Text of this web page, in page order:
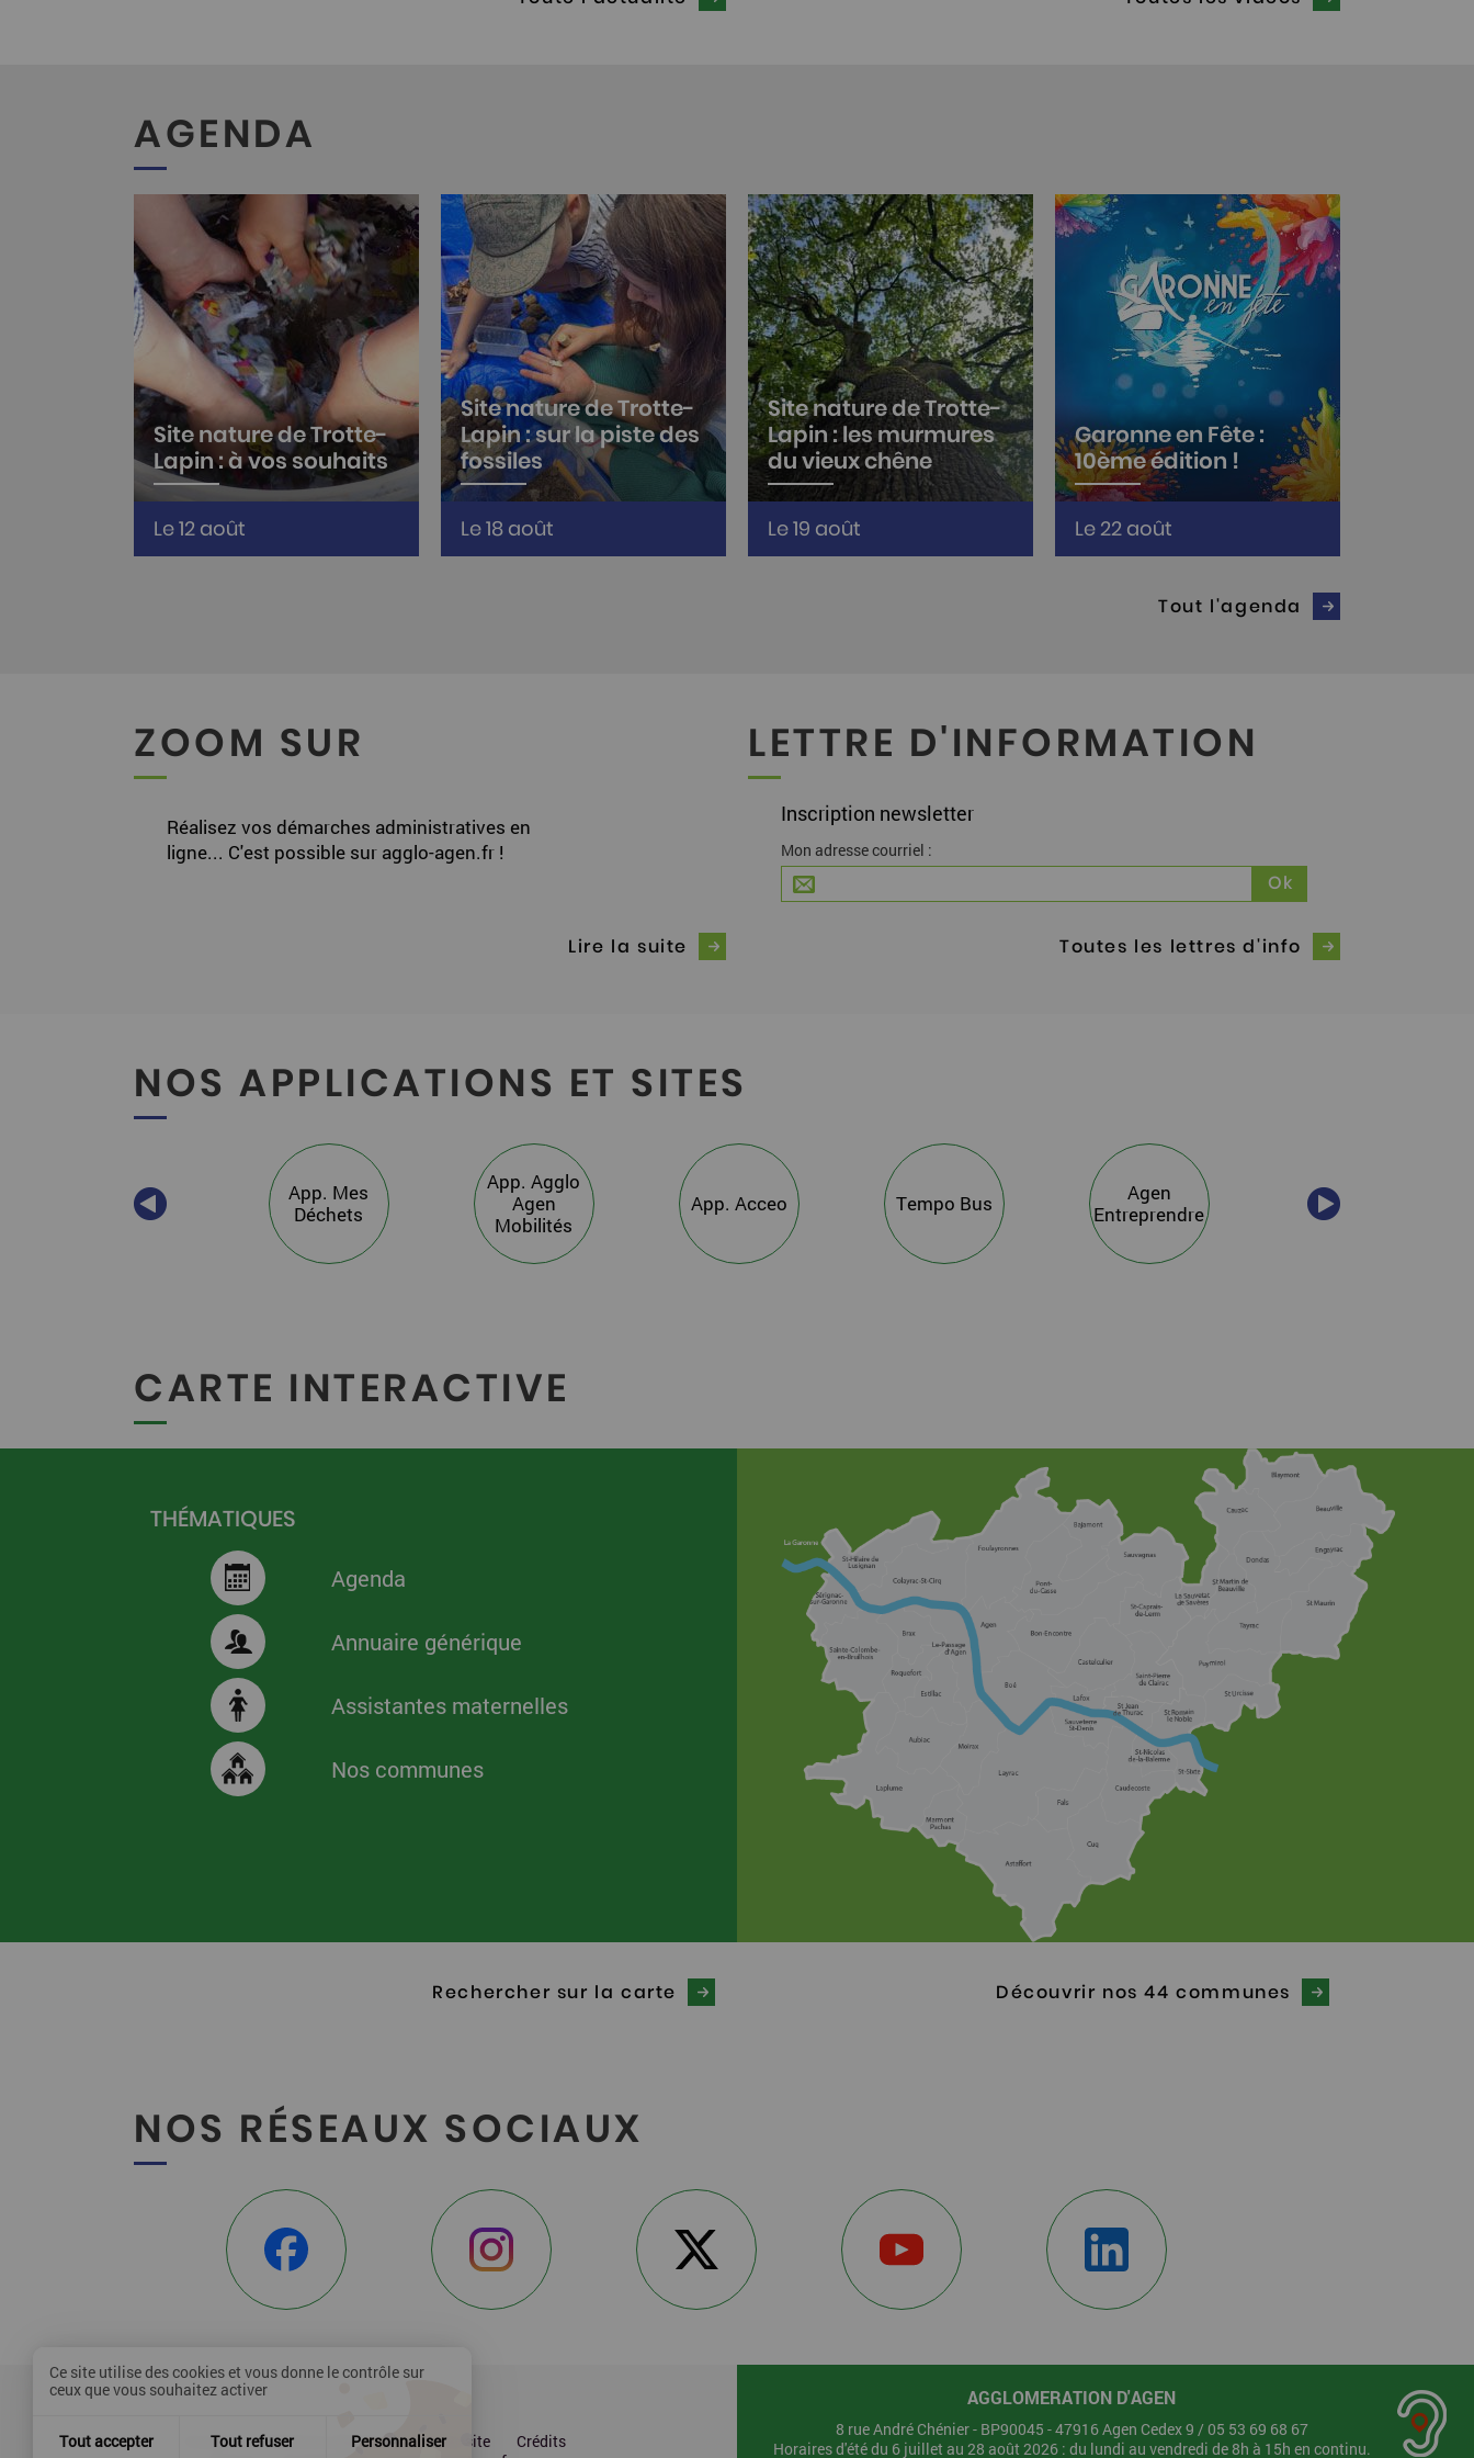
AGENDA
Site nature de Trotte-
Lapin : à vos souhaits
Le 12 août
(Moirax)
Site nature de Trotte-
Lapin : sur la piste des
fossiles
Le 18 août
(Moirax)
Site nature de Trotte-
Lapin : les murmures
du vieux chêne
Le 19 août
(Moirax)
Garonne en Fête :
10ème édition !
Le 22 août
2026 en divers lieux
Tout l'agenda
ZOOM SUR
Réalisez vos démarches administratives en
ligne... C'est possible sur agglo-agen.fr !
Lire la suite
LETTRE D'INFORMATION
Inscription newsletter
Mon adresse courriel :
Toutes les lettres d'info
NOS APPLICATIONS ET SITES
Cartes
thématiques
(S.I.G.)
App. Mes
Déchets
App. Agglo
Agen
Mobilités
App. Acceo Tempo Bus
Agen
Entreprendre
Technopôle
Agen
Garonne
CARTE INTERACTIVE
THÉMATIQUES
Agenda
Annuaire générique
Assistantes maternelles
Nos communes
Rechercher sur la carte Découvrir nos 44 communes
NOS RÉSEAUX SOCIAUX
Contact Mentions légales Plan du site
Crédits
AGGLOMERATION D'AGEN
8 rue André Chénier - BP90045 - 47916 Agen Cedex 9 /05 53 69 68 67
Horaires d'été du 6 juillet au 28 août 2026 : du lundi au vendredi de 8h à 15h en continu.
Ce site utilise des cookies et vous donne le contrôle sur
ceux que vous souhaitez activer
Tout accepter Tout refuser Personnaliser